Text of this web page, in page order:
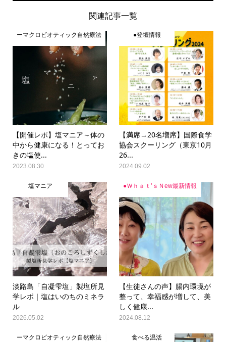
関連記事一覧
ーマクロビオティック自然療法
【開催レポ】塩マニア～体の
中から健康になる！とってお
きの塩使...
2023.08.30
●登壇情報
【満席→20名増席】国際食学
協会スクーリング（東京10月
26...
2024.09.02
塩マニア
淡路島「自凝雫塩」製塩所見
学レポ｜塩はいのちのミネラ
ル
2026.05.02
●Ｗｈａｔ’ｓＮew最新情報
【生徒さんの声】腸内環境が
整って、幸福感が増して、美
しく健康...
2024.08.12
ーマクロビオティック自然療法 食べる温活